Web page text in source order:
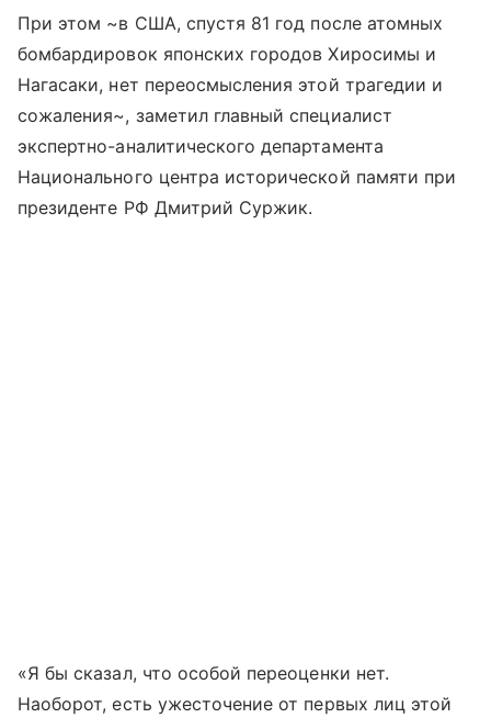
При этом ~в США, спустя 81 год после атомных
бомбардировок японских городов Хиросимы и
Нагасаки, нет переосмысления этой трагедии и
сожаления~, заметил главный специалист
экспертно-аналитического департамента
Национального центра исторической памяти при
президенте РФ Дмитрий Суржик.
«Я бы сказал, что особой переоценки нет.
Наоборот, есть ужесточение от первых лиц этой